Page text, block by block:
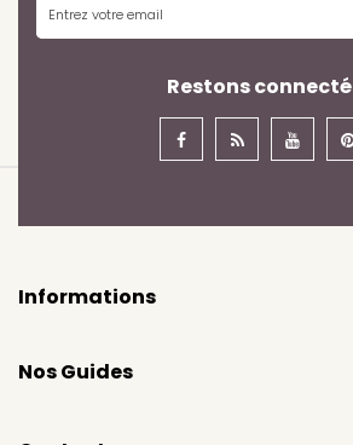
Restons connecté
Informations
Nos Guides